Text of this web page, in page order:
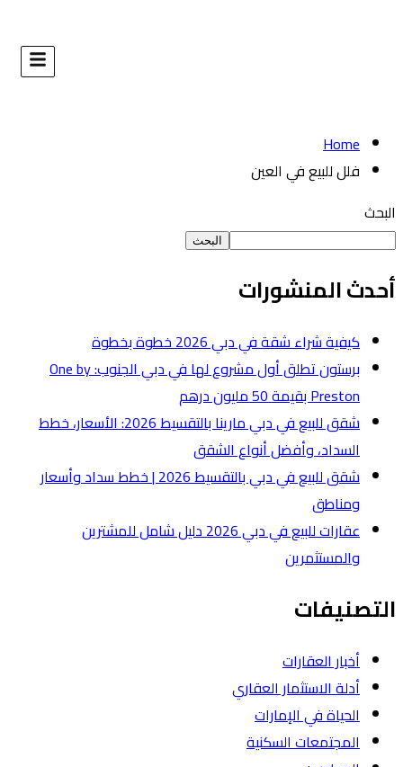
برستون تطلق أول مشروع لها في دبي الجنوب: One by
شقق للبيع في دبي مارينا بالتقسيط 2026: الأسعار، خطط
شقق للبيع في دبي بالتقسيط 2026 | خطط سداد وأسعار
عقارات للبيع في دبي 2026 دليل شامل للمشترين